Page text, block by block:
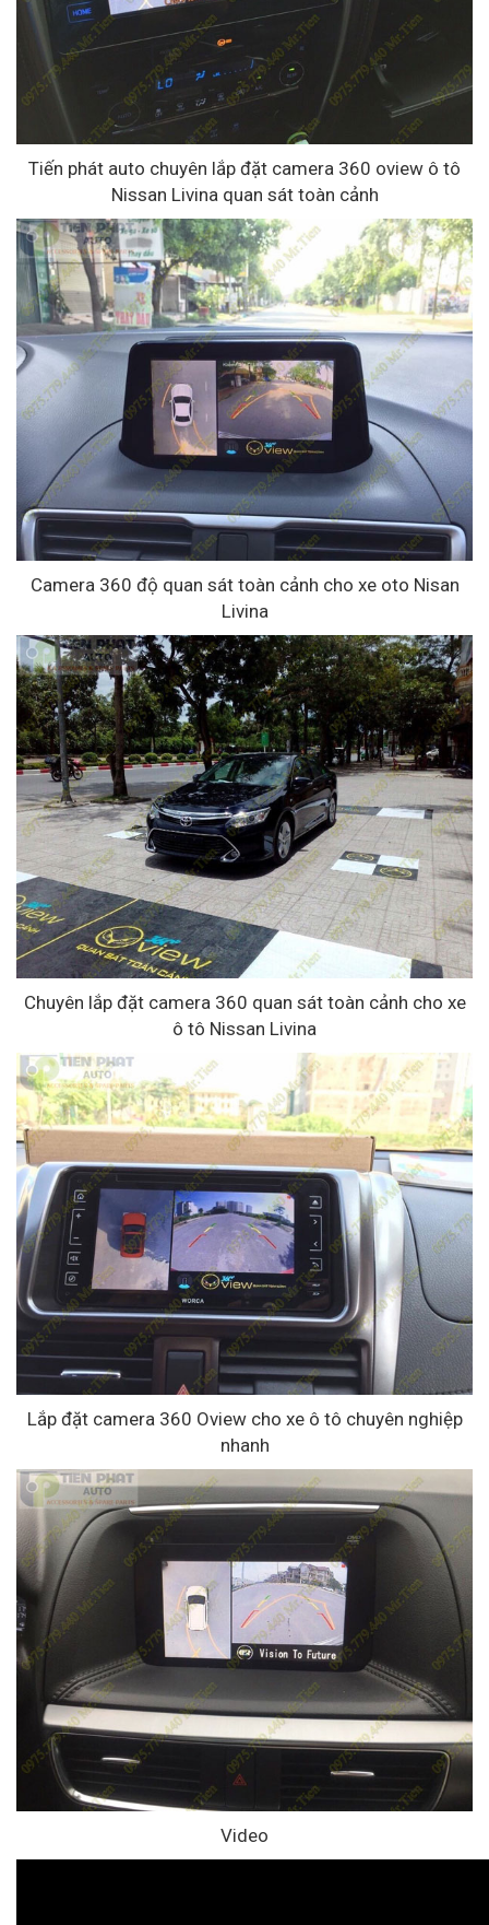
Tiến phát auto chuyên lắp đặt camera 360 oview ô tô
Nissan Livina quan sát toàn cảnh
Camera 360 độ quan sát toàn cảnh cho xe oto Nisan
Livina
Chuyên lắp đặt camera 360 quan sát toàn cảnh cho xe
ô tô Nissan Livina
Lắp đặt camera 360 Oview cho xe ô tô chuyên nghiệp
nhanh
Video